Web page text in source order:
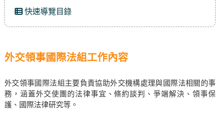
快速導覽目錄
外交領事國際法組工作內容
外交領事國際法組主要負責協助外交機構處理與國際法相關的事
務，涵蓋外交使團的法律事宜、條約談判、爭端解決、領事保
護、國際法律研究等。